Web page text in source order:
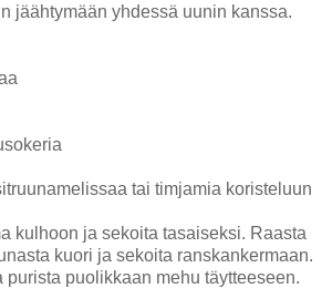
jäähtymään yhdessä uunin kanssa.
tai timjamia koristeluun
kulhoon ja sekoita tasaiseksi. Raasta
kuori ja sekoita ranskankermaan.
purista puolikkaan mehu täytteeseen.